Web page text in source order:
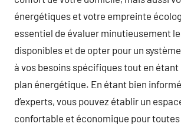
énergétiques et votre empreinte
essentiel de évaluer minutieusement
disponibles et de opter pour un
à vos besoins spécifiques tout en
plan énergétique. En étant bien
d’experts, vous pouvez établir un
confortable et économique pour toutes